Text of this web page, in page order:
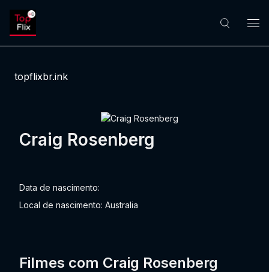
topflixbr.ink
Craig Rosenberg
Data de nascimento:
Local de nascimento: Australia
Filmes com Craig Rosenberg